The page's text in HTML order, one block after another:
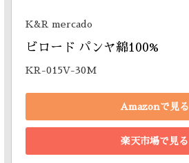
K&R mercado
ビロード パンヤ綿100%
KR-015V-30M
Amazonで見る
楽天市場で見る